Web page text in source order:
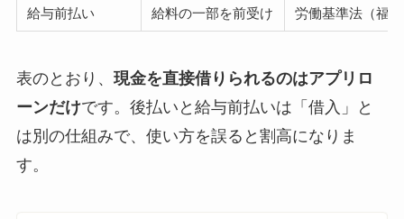
給与前払い 給料の一部を前受け 労働基準法（福
表のとおり、 現金を直接借りられるのはアプリロ
ーンだけです。後払いと給与前払いは「借入」と
は別の仕組みで、使い方を誤ると割高になりま
す。